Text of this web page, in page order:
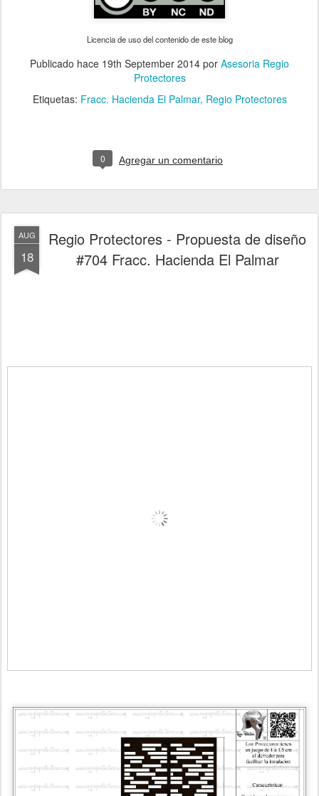
Licencia de uso del contenido de este blog
Publicado hace 19th September 2014 por Asesoria Regio
Protectores
Etiquetas: Fracc. Hacienda El Palmar Regio Protectores
0 Agregar un comentario
AUG
18
Regio Protectores - Propuesta de diseño
#704 Fracc. Hacienda El Palmar